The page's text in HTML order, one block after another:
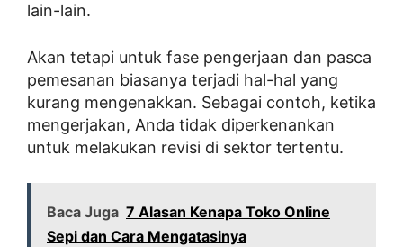
lain-lain.
Akan tetapi untuk fase pengerjaan dan pasca
pemesanan biasanya terjadi hal-hal yang
kurang mengenakkan. Sebagai contoh, ketika
mengerjakan, Anda tidak diperkenankan
untuk melakukan revisi di sektor tertentu.
Baca Juga 7 Alasan Kenapa Toko Online
Sepi dan Cara Mengatasinya